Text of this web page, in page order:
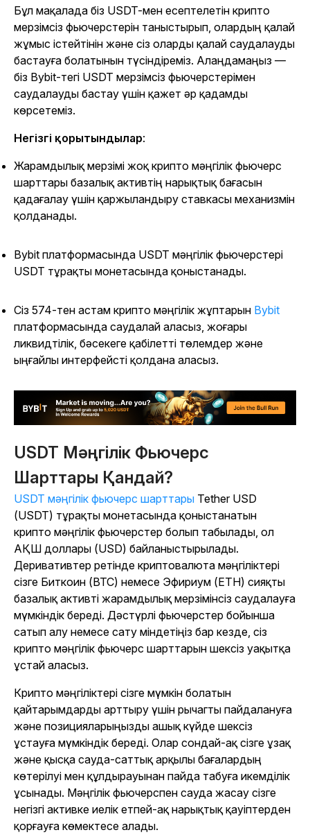
Бұл мақалада біз USDT-мен есептелетін крипто
мерзімсіз фьючерстерін таныстырып, олардың қалай
жұмыс істейтінін және сіз оларды қалай саудалауды
бастауға болатынын түсіндіреміз. Алаңдамаңыз —
біз Bybit-тегі USDT мерзімсіз фьючерстерімен
саудалауды бастау үшін қажет әр қадамды
көрсетеміз.
Негізгі қорытындылар:
Жарамдылық мерзімі жоқ крипто мәңгілік фьючерс
шарттары базалық активтің нарықтық бағасын
қадағалау үшін қаржыландыру ставкасы механизмін
қолданады.
Bybit платформасында USDT мәңгілік фьючерстері
USDT тұрақты монетасында қоныстанады.
Сіз 574-тен астам крипто мәңгілік жұптарын Bybit
платформасында саудалай аласыз, жоғары
ликвидтілік, бәсекеге қабілетті төлемдер және
ыңғайлы интерфейсті қолдана аласыз.
USDT Мәңгілік Фьючерс
Шарттары Қандай?
USDT мәңгілік фьючерс шарттары Tether USD
(USDT) тұрақты монетасында қоныстанатын
крипто мәңгілік фьючерстер болып табылады, ол
АҚШ доллары (USD) байланыстырылады.
Деривативтер ретінде криптовалюта мәңгіліктері
сізге Биткоин (BTC) немесе Эфириум (ETH) сияқты
базалық активті жарамдылық мерзімінсіз саудалауға
мүмкіндік береді. Дәстүрлі фьючерстер бойынша
сатып алу немесе сату міндетіңіз бар кезде, сіз
крипто мәңгілік фьючерс шарттарын шексіз уақытқа
ұстай аласыз.
Крипто мәңгіліктері сізге мүмкін болатын
қайтарымдарды арттыру үшін рычагты пайдалануға
және позицияларыңызды ашық күйде шексіз
ұстауға мүмкіндік береді. Олар сондай-ақ сізге ұзақ
және қысқа сауда-саттық арқылы бағалардың
көтерілуі мен құлдырауынан пайда табуға икемділік
ұсынады. Мәңгілік фьючерспен сауда жасау сізге
негізгі активке иелік етпей-ақ нарықтық қауіптерден
қорғауға көмектесе алады.